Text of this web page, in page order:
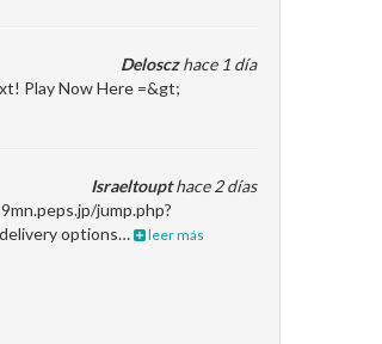
Delosczhace 1 día
Play Now Here =&gt;
Israeltoupthace 2 días
jump.php?
options…
leer más